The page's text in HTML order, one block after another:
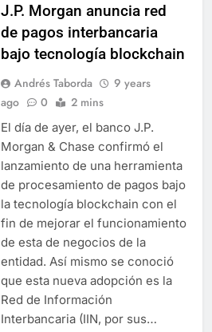
J.P. Morgan anuncia red
de pagos interbancaria
bajo tecnología blockchain
Andrés Taborda
9 years
ago
0 2 mins
El día de ayer, el banco J.P.
Morgan & Chase confirmó el
lanzamiento de una herramienta
de procesamiento de pagos bajo
la tecnología blockchain con el
fin de mejorar el funcionamiento
de esta de negocios de la
entidad. Así mismo se conoció
que esta nueva adopción es la
Red de Información
Interbancaria (IIN, por sus…